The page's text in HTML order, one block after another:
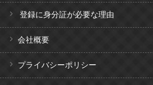
登録に身分証が必要な理由
会社概要
プライバシーポリシー